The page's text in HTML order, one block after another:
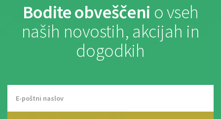
Bodite obveščeni o vseh
naših novostih, akcijah in
dogodkih